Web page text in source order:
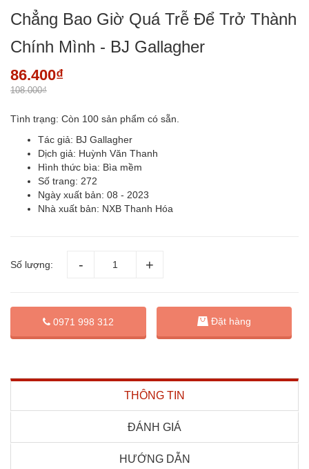
Chẳng Bao Giờ Quá Trễ Để Trở Thành
Chính Mình - BJ Gallagher
86.400₫
108.000₫
Tình trạng: Còn 100 sản phẩm có sẵn.
Tác giả: BJ Gallagher
Dịch giả: Huỳnh Văn Thanh
Hình thức bìa: Bìa mềm
Số trang: 272
Ngày xuất bản: 08 - 2023
Nhà xuất bản: NXB Thanh Hóa
Số lượng:
0971 998 312 Đặt hàng
THÔNG TIN
ĐÁNH GIÁ
HƯỚNG DẪN